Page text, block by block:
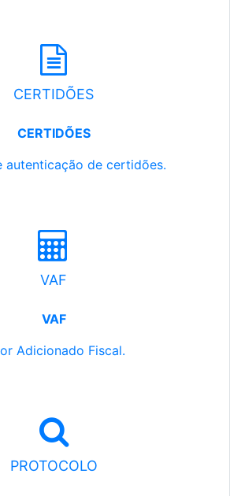
CERTIDÕES
CERTIDÕES
autenticação de certidões.
VAF
VAF
Adicionado Fiscal.
PROTOCOLO